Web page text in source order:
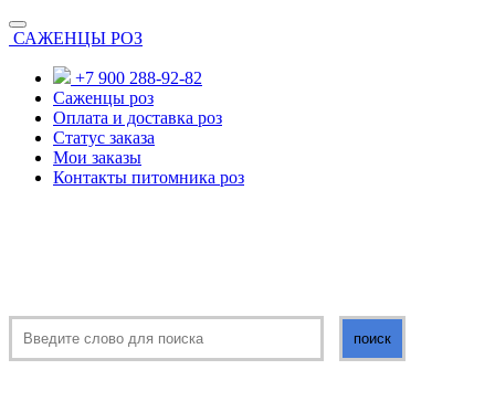
САЖЕНЦЫ РОЗ
+7 900 288-92-82
Саженцы роз
Оплата и доставка роз
Статус заказа
Мои заказы
Контакты питомника роз